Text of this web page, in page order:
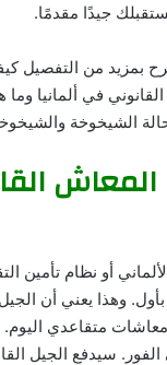
جيدًا مقدمًا.
بمزيد من التفصيل
في ألمانيا
الشيخوخة
أو نظام تأمين
بأول. وهذا يعني أن
متقاعدي اليوم.
سيدفع الجيل